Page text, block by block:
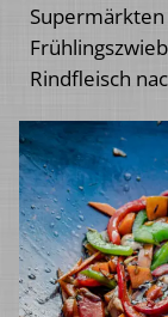
Rindfleisch